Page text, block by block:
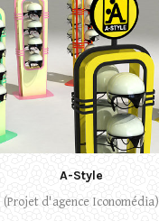
A-Style
(Projet d'agence Iconomédia)